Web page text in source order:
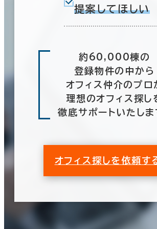
提案してほしい
約60,000棟の
登録物件の中から
オフィス仲介のプロ
理想のオフィス探し
徹底サポートいたしま
オフィス探しを依頼す